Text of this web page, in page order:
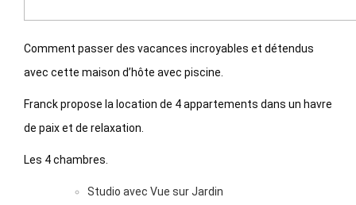
Comment passer des vacances incroyables et détendus
avec cette maison d’hôte avec piscine.
Franck propose la location de 4 appartements dans un havre
de paix et de relaxation.
Les 4 chambres.
Studio avec Vue sur Jardin